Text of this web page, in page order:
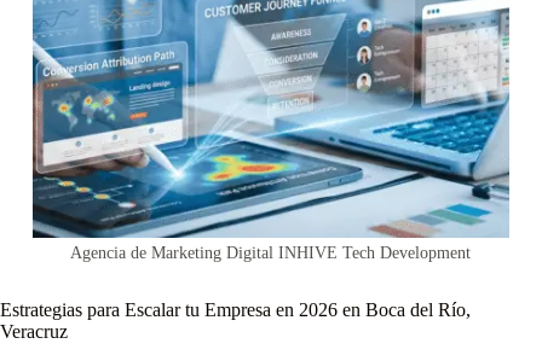
Agencia de Marketing Digital INHIVE Tech Development
Estrategias para Escalar tu Empresa en 2026 en Boca del Río,
Veracruz